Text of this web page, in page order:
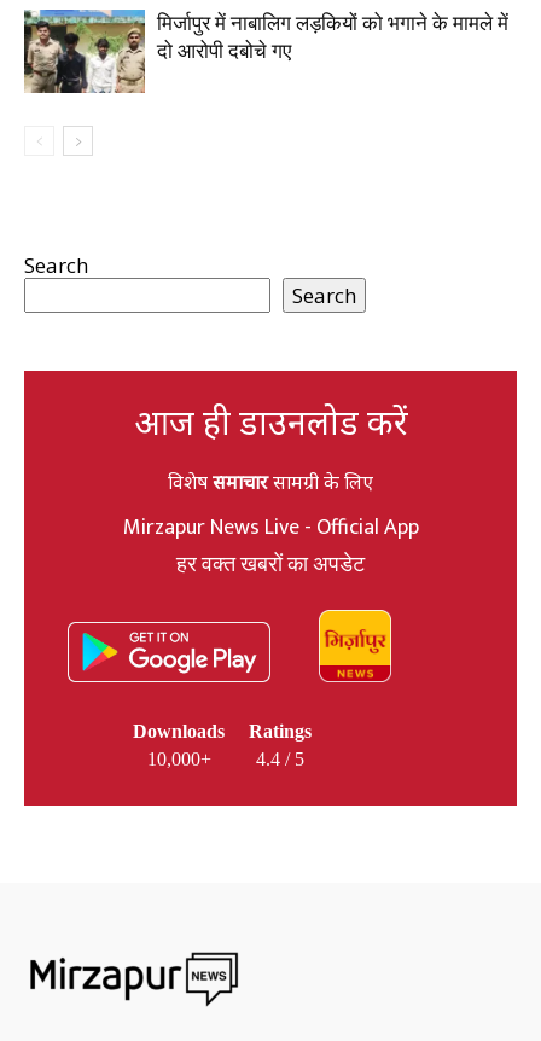
मिर्जापुर में नाबालिग लड़कियों को भगाने के मामले में
दो आरोपी दबोचे गए
Search
Search
आज ही डाउनलोड करें
विशेषसमाचारसामग्री के लिए
Mirzapur News Live - Official App
हर वक्त खबरों का अपडेट
Downloads
10,000+
Ratings
4.4 / 5